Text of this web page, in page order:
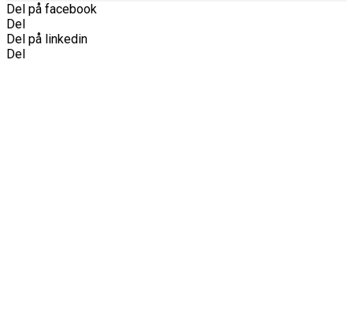
Del på facebook
Del
Del på linkedin
Del